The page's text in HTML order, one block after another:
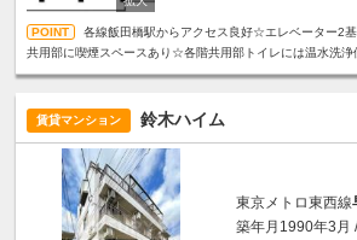
各線飯田橋駅からアクセス良好☆エレベーター2
共用部に喫煙スペースあり☆各階共用部トイレには温水洗
賃貸マンション 鈴木ハイム
東京メトロ東西線
築年月1990年3月